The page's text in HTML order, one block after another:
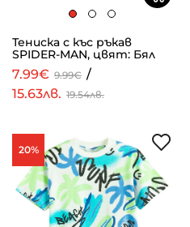
Тениска с къс ръкав
SPIDER-MAN, цвят: Бял
7.99€ 9.99€ /
15.63лв. 19.54лв.
20%